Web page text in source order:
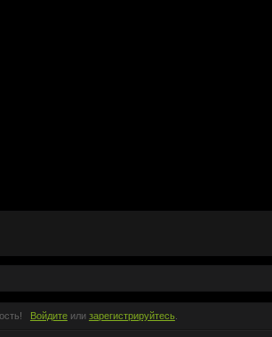
Войдитеили зарегистрируйтесь.